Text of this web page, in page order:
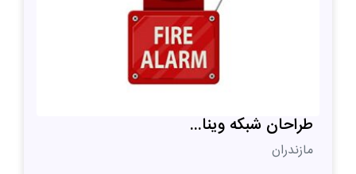
طراحان شبکه وینا...
مازندران